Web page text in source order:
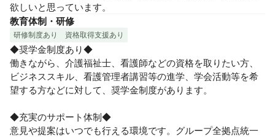
欲しいと思っています。
教育体制・研修
研修制度あり 資格取得支援あり
◆奨学金制度あり◆
働きながら、介護福祉士、看護師などの資格を取りたい方、
ビジネススキル、看護管理者講習等の進学、学会活動等を希
望する方などに対して、奨学金制度があります。
◆充実のサポート体制◆
意見や提案はいつでも行える環境です。グループ全拠点統一